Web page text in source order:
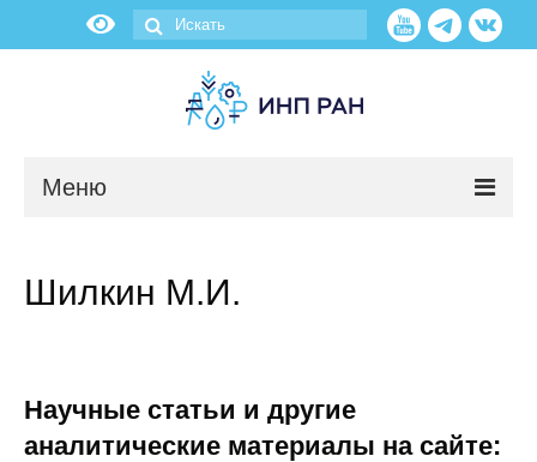
Меню
Научные подразделения
Шилкин М.И.
Научные статьи и другие
аналитические материалы на сайте: